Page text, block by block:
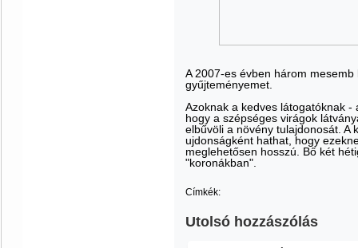
A 2007-es évben három
gyűjteményemet.
Azoknak a kedves látogatóknak
hogy a szépséges virágok
elbűvöli a növény tulajdonosát. A
ujdonságként hathat, hogy
meglehetősen hosszú. Bő két
"koronákban".
Címkék:
Utolsó hozzászólás